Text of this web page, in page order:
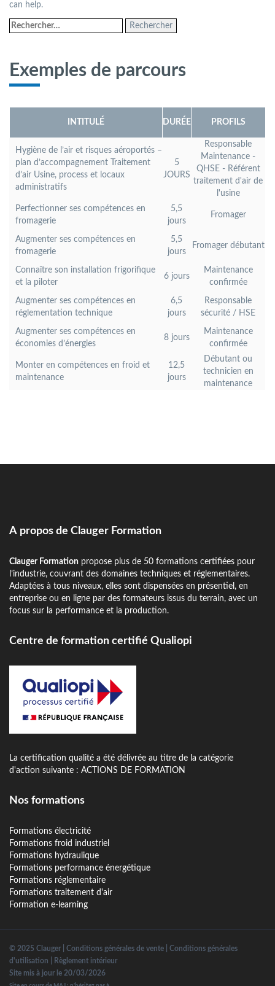
can help.
Rechercher :
Exemples de parcours
INTITULÉ DURÉE PROFILS
Hygiène de l’air et risques aéroportés –
plan d’accompagnement Traitement
d’air Usine, process et locaux
administratifs
5
JOURS
Responsable
Maintenance -
QHSE - Référent
traitement d'air de
l'usine
Perfectionner ses compétences en
fromagerie
5,5
jours
Fromager
Augmenter ses compétences en
fromagerie
5,5
jours
Fromager débutant
Connaître son installation frigorifique
et la piloter
6 jours
Maintenance
confirmée
Augmenter ses compétences en
réglementation technique
6,5
jours
Responsable
sécurité / HSE
Augmenter ses compétences en
économies d’énergies
8 jours
Maintenance
confirmée
Monter en compétences en froid et
maintenance
12,5
jours
Débutant ou
technicien en
maintenance
A propos de Clauger Formation
Clauger Formation propose plus de 50 formations certifiées pour
l’industrie, couvrant des domaines techniques et réglementaires.
Adaptées à tous niveaux, elles sont dispensées en présentiel, en
entreprise ou en ligne par des formateurs issus du terrain, avec un
focus sur la performance et la production.
Centre de formation certifié Qualiopi
La certification qualité a été délivrée au titre de la catégorie
d'action suivante : ACTIONS DE FORMATION
Nos formations
Formations électricité
Formations froid industriel
Formations hydraulique
Formations performance énergétique
Formations réglementaire
Formations traitement d'air
Formation e-learning
Conditions générales de vente
Conditions générales
d'utilisation
Règlement intérieur
Site mis à jour le 20/03/2026